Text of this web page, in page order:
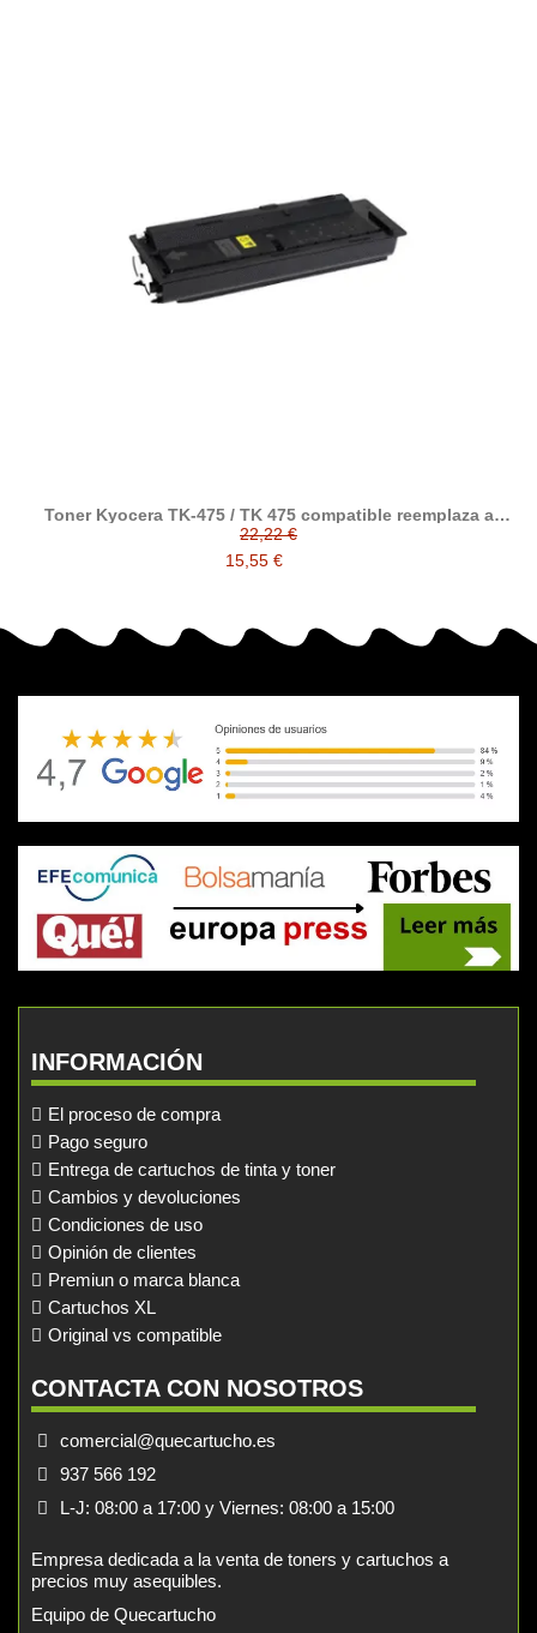
Toner Kyocera TK-475 / TK 475 compatible reemplaza a
1T02K30NL0
22,22 €
15,55 €
INFORMACIÓN
El proceso de compra
Pago seguro
Entrega de cartuchos de tinta y toner
Cambios y devoluciones
Condiciones de uso
Opinión de clientes
Premiun o marca blanca
Cartuchos XL
Original vs compatible
CONTACTA CON NOSOTROS
comercial@quecartucho.es
937 566 192
L-J: 08:00 a 17:00 y Viernes: 08:00 a 15:00
Empresa dedicada a la venta de toners y cartuchos a
precios muy asequibles.
Equipo de Quecartucho